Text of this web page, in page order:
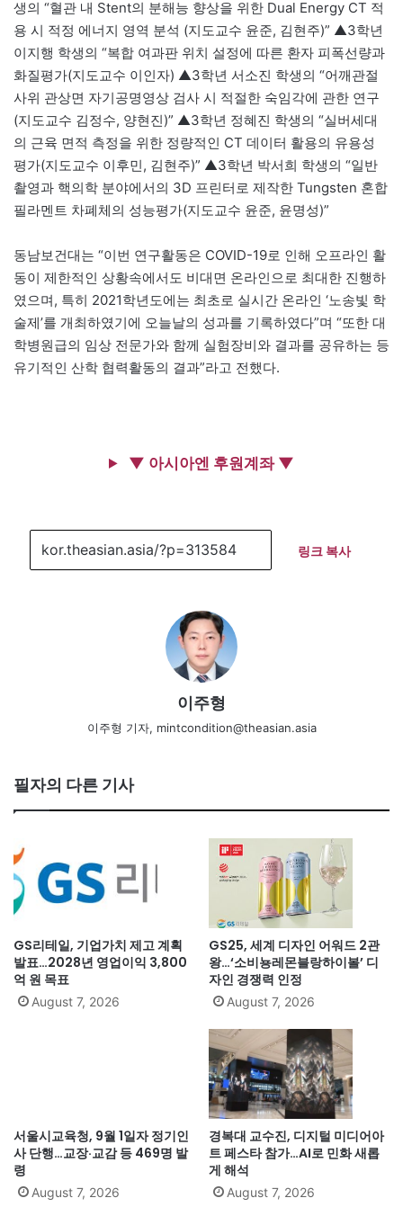
생의 “혈관 내 Stent의 분해능 향상을 위한 Dual Energy CT 적
용 시 적정 에너지 영역 분석 (지도교수 윤준, 김현주)” ▲3학년
이지행 학생의 “복합 여과판 위치 설정에 따른 환자 피폭선량과
화질평가(지도교수 이인자) ▲3학년 서소진 학생의 “어깨관절
사위 관상면 자기공명영상 검사 시 적절한 숙임각에 관한 연구
(지도교수 김정수, 양현진)” ▲3학년 정혜진 학생의 “실버세대
의 근육 면적 측정을 위한 정량적인 CT 데이터 활용의 유용성
평가(지도교수 이후민, 김현주)” ▲3학년 박서희 학생의 “일반
촬영과 핵의학 분야에서의 3D 프린터로 제작한 Tungsten 혼합
필라멘트 차폐체의 성능평가(지도교수 윤준, 윤명성)”
동남보건대는 “이번 연구활동은 COVID-19로 인해 오프라인 활
동이 제한적인 상황속에서도 비대면 온라인으로 최대한 진행하
였으며, 특히 2021학년도에는 최초로 실시간 온라인 ‘노송빛 학
술제’를 개최하였기에 오늘날의 성과를 기록하였다”며 “또한 대
학병원급의 임상 전문가와 함께 실험장비와 결과를 공유하는 등
유기적인 산학 협력활동의 결과”라고 전했다.
▼ 아시아엔 후원계좌 ▼
링크 복사
이주형
이주형 기자, mintcondition@theasian.asia
필자의 다른 기사
GS리테일, 기업가치 제고 계획
발표…2028년 영업이익 3,800
억 원 목표
August 7, 2026
GS25, 세계 디자인 어워드 2관
왕…‘소비뇽레몬블랑하이볼’ 디
자인 경쟁력 인정
August 7, 2026
서울시교육청, 9월 1일자 정기인
사 단행…교장·교감 등 469명 발
령
August 7, 2026
경복대 교수진, 디지털 미디어아
트 페스타 참가…AI로 민화 새롭
게 해석
August 7, 2026